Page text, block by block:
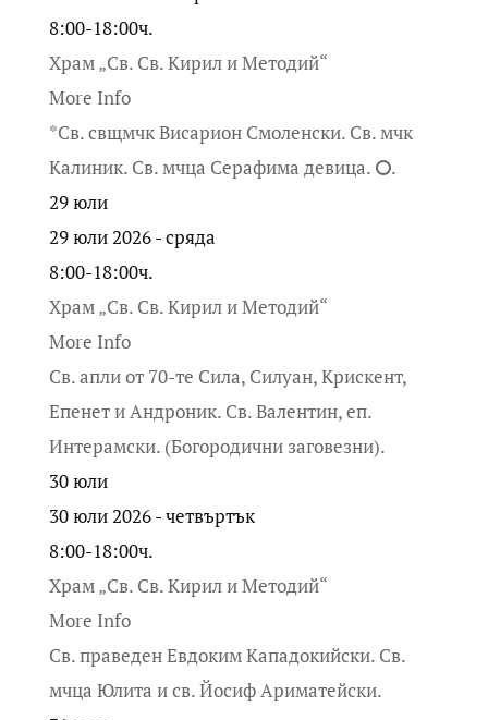
8:00-18:00ч.
Храм „Св. Св. Кирил и Методий“
More Info
*Св. свщмчк Висарион Смоленски. Св. мчк
Калиник. Св. мчца Серафима девица. ⭘.
29юли
29 юли 2026 - сряда
8:00-18:00ч.
Храм „Св. Св. Кирил и Методий“
More Info
Св. апли от 70-те Сила, Силуан, Крискент,
Епенет и Андроник. Св. Валентин, еп.
Интерамски. (Богородични заговезни).
30юли
30 юли 2026 - четвъртък
8:00-18:00ч.
Храм „Св. Св. Кирил и Методий“
More Info
Св. праведен Евдоким Кападокийски. Св.
мчца Юлита и св. Йосиф Ариматейски.